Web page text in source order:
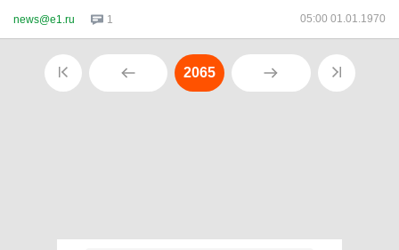
news@e1.ru 1 05:00 01.01.1970
2065